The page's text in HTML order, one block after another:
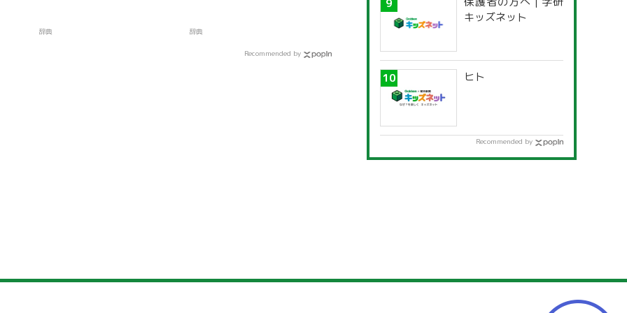
辞典 辞典
Recommended by
キッズネット
ヒト
Recommended by